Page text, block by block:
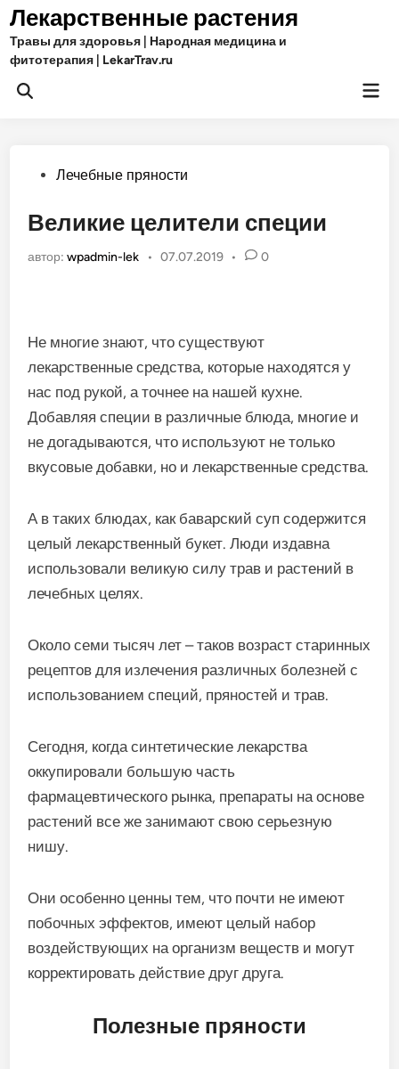
Перейти
содержимому
Лекарственные растения
Травы для здоровья | Народная медицина и
фитотерапия | LekarTrav.ru
Открыть
Опубликовано
Лечебные пряности
Великие целители специи
автор:wpadmin-lek • 07.07.2019 • 0
Не многие знают, что существуют
лекарственные средства, которые находятся у
нас под рукой, а точнее на нашей кухне.
Добавляя специи в различные блюда, многие и
не догадываются, что используют не только
вкусовые добавки, но и лекарственные средства.
А в таких блюдах, как баварский суп содержится
целый лекарственный букет. Люди издавна
использовали великую силу трав и растений в
лечебных целях.
Около семи тысяч лет – таков возраст старинных
рецептов для излечения различных болезней с
использованием специй, пряностей и трав.
Сегодня, когда синтетические лекарства
оккупировали большую часть
фармацевтического рынка, препараты на основе
растений все же занимают свою серьезную
нишу.
Они особенно ценны тем, что почти не имеют
побочных эффектов, имеют целый набор
воздействующих на организм веществ и могут
корректировать действие друг друга.
Полезные пряности